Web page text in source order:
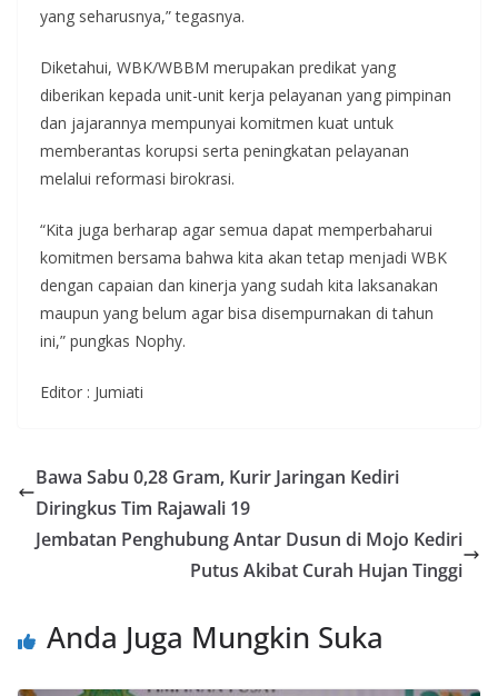
yang seharusnya,” tegasnya.
Diketahui, WBK/WBBM merupakan predikat yang
diberikan kepada unit-unit kerja pelayanan yang pimpinan
dan jajarannya mempunyai komitmen kuat untuk
memberantas korupsi serta peningkatan pelayanan
melalui reformasi birokrasi.
“Kita juga berharap agar semua dapat memperbaharui
komitmen bersama bahwa kita akan tetap menjadi WBK
dengan capaian dan kinerja yang sudah kita laksanakan
maupun yang belum agar bisa disempurnakan di tahun
ini,” pungkas Nophy.
Editor : Jumiati
Bawa Sabu 0,28 Gram, Kurir Jaringan Kediri
Diringkus Tim Rajawali 19
Jembatan Penghubung Antar Dusun di Mojo Kediri
Putus Akibat Curah Hujan Tinggi
Anda Juga Mungkin Suka